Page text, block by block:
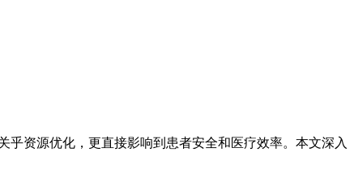
资源优化，更直接影响到患者安全和医疗效率。本文深入